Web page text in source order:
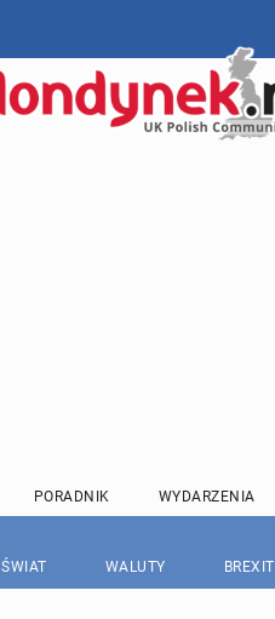
PORADNIK WYDARZENIA
ŚWIAT WALUTY BREXIT